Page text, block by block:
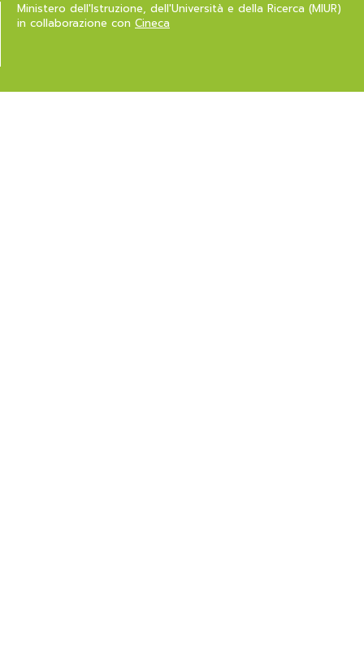
Ministero dell'Istruzione, dell'Università e della Ricerca (MIUR)
in collaborazione con Cineca